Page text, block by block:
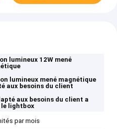
lumineux 12W mené
lumineux mené magnétique
aux besoins du client
aux besoins du client a
le lightbox
par mois